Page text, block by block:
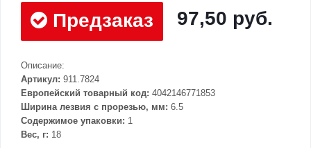
Предзаказ 97,50 руб.
Описание:
Артикул: 911.7824
Европейский товарный код: 4042146771853
Ширина лезвия с прорезью, мм: 6.5
Содержимое упаковки: 1
Вес, г: 18